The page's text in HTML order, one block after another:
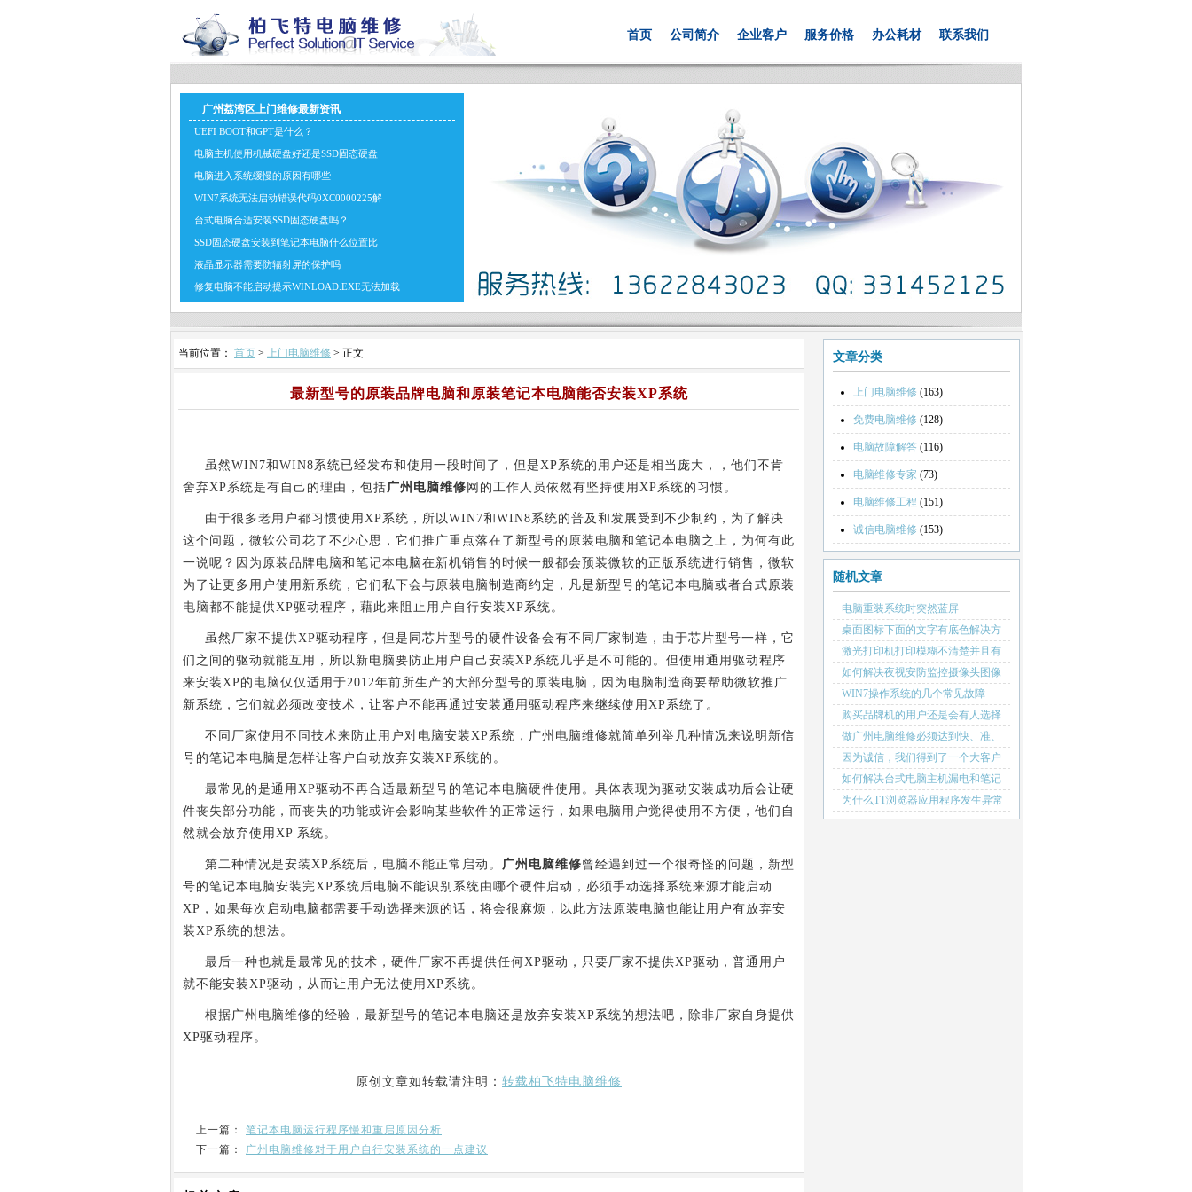
首页 公司简介 企业客户 服务价格 办公耗材 联系我们
广州荔湾区上门维修最新资讯
UEFI BOOT和GPT是什么？
电脑主机使用机械硬盘好还是SSD固态硬盘
电脑进入系统缓慢的原因有哪些
WIN7系统无法启动错误代码0XC0000225解
台式电脑合适安装SSD固态硬盘吗？
SSD固态硬盘安装到笔记本电脑什么位置比
液晶显示器需要防辐射屏的保护吗
修复电脑不能启动提示WINLOAD.EXE无法加载
当前位置： 首页 > 上门电脑维修 > 正文
最新型号的原装品牌电脑和原装笔记本电脑能否安装XP系统
虽然WIN7和WIN8系统已经发布和使用一段时间了，但是XP系统的用户还是相当庞大，，他们不肯
舍弃XP系统是有自己的理由，包括广州电脑维修 网的工作人员依然有坚持使用XP系统的习惯。
由于很多老用户都习惯使用XP系统，所以WIN7和WIN8系统的普及和发展受到不少制约，为了解决
这个问题，微软公司花了不少心思，它们推广重点落在了新型号的原装电脑和笔记本电脑之上，为何有此
一说呢？因为原装品牌电脑和笔记本电脑在新机销售的时候一般都会预装微软的正版系统进行销售，微软
为了让更多用户使用新系统，它们私下会与原装电脑制造商约定，凡是新型号的笔记本电脑或者台式原装
电脑都不能提供XP驱动程序，藉此来阻止用户自行安装XP系统。
虽然厂家不提供XP驱动程序，但是同芯片型号的硬件设备会有不同厂家制造，由于芯片型号一样，它
们之间的驱动就能互用，所以新电脑要防止用户自己安装XP系统几乎是不可能的。但使用通用驱动程序
来安装XP的电脑仅仅适用于2012年前所生产的大部分型号的原装电脑，因为电脑制造商要帮助微软推广
新系统，它们就必须改变技术，让客户不能再通过安装通用驱动程序来继续使用XP系统了。
不同厂家使用不同技术来防止用户对电脑安装XP系统，广州电脑维修就简单列举几种情况来说明新信
号的笔记本电脑是怎样让客户自动放弃安装XP系统的。
最常见的是通用XP驱动不再合适最新型号的笔记本电脑硬件使用。具体表现为驱动安装成功后会让硬
件丧失部分功能，而丧失的功能或许会影响某些软件的正常运行，如果电脑用户觉得使用不方便，他们自
然就会放弃使用XP 系统。
第二种情况是安装XP系统后，电脑不能正常启动。 广州电脑维修曾经遇到过一个很奇怪的问题，新型
号的笔记本电脑安装完XP系统后电脑不能识别系统由哪个硬件启动，必须手动选择系统来源才能启动
XP，如果每次启动电脑都需要手动选择来源的话，将会很麻烦，以此方法原装电脑也能让用户有放弃安
装XP系统的想法。
最后一种也就是最常见的技术，硬件厂家不再提供任何XP驱动，只要厂家不提供XP驱动，普通用户
就不能安装XP驱动，从而让用户无法使用XP系统。
根据广州电脑维修的经验，最新型号的笔记本电脑还是放弃安装XP系统的想法吧，除非厂家自身提供
XP驱动程序。
原创文章如转载请注明： 转载柏飞特电脑维修
上一篇： 笔记本电脑运行程序慢和重启原因分析
下一篇： 广州电脑维修对于用户自行安装系统的一点建议
文章分类
上门电脑维修 (163)
免费电脑维修 (128)
电脑故障解答 (116)
电脑维修专家 (73)
电脑维修工程 (151)
诚信电脑维修 (153)
随机文章
电脑重装系统时突然蓝屏
桌面图标下面的文字有底色解决方
法
激光打印机打印模糊不清楚并且有
黑边黑点的原因
如何解决夜视安防监控摄像头图像
模糊不清
WIN7操作系统的几个常见故障
购买品牌机的用户还是会有人选择
做广州电脑维修必须达到快、准、
狠
因为诚信，我们得到了一个大客户
如何解决台式电脑主机漏电和笔记
本电脑漏电的故障
为什么TT浏览器应用程序发生异常
（0xc0000409)位置为0x027a1f7f